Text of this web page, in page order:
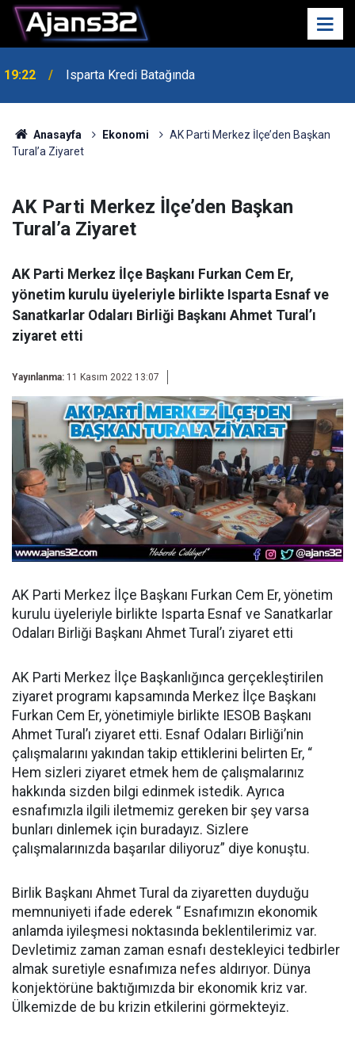
19:22 Isparta Kredi Batağında
Anasayfa Ekonomi
AK Parti Merkez İlçe’den Başkan
Tural’a Ziyaret
AK Parti Merkez İlçe’den Başkan
Tural’a Ziyaret
AK Parti Merkez İlçe Başkanı Furkan Cem Er,
yönetim kurulu üyeleriyle birlikte Isparta Esnaf ve
Sanatkarlar Odaları Birliği Başkanı Ahmet Tural’ı
ziyaret etti
Yayınlanma: 11 Kasım 2022 13:07
AK Parti Merkez İlçe Başkanı Furkan Cem Er, yönetim
kurulu üyeleriyle birlikte Isparta Esnaf ve Sanatkarlar
Odaları Birliği Başkanı Ahmet Tural’ı ziyaret etti
AK Parti Merkez İlçe Başkanlığınca gerçekleştirilen
ziyaret programı kapsamında Merkez İlçe Başkanı
Furkan Cem Er, yönetimiyle birlikte IESOB Başkanı
Ahmet Tural’ı ziyaret etti. Esnaf Odaları Birliği’nin
çalışmalarını yakından takip ettiklerini belirten Er, “
Hem sizleri ziyaret etmek hem de çalışmalarınız
hakkında sizden bilgi edinmek istedik. Ayrıca
esnafımızla ilgili iletmemiz gereken bir şey varsa
bunları dinlemek için buradayız. Sizlere
çalışmalarınızda başarılar diliyoruz” diye konuştu.
Birlik Başkanı Ahmet Tural da ziyaretten duyduğu
memnuniyeti ifade ederek “ Esnafımızın ekonomik
anlamda iyileşmesi noktasında beklentilerimiz var.
Devletimiz zaman zaman esnafı destekleyici tedbirler
almak suretiyle esnafımıza nefes aldırıyor. Dünya
konjektörüne baktığımızda bir ekonomik kriz var.
Ülkemizde de bu krizin etkilerini görmekteyiz.